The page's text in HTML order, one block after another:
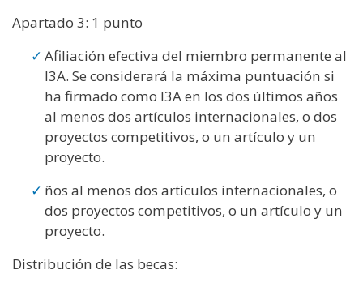
Apartado 3: 1 punto
Afiliación efectiva del miembro permanente al
I3A. Se considerará la máxima puntuación si
ha firmado como I3A en los dos últimos años
al menos dos artículos internacionales, o dos
proyectos competitivos, o un artículo y un
proyecto.
ños al menos dos artículos internacionales, o
dos proyectos competitivos, o un artículo y un
proyecto.
Distribución de las becas: